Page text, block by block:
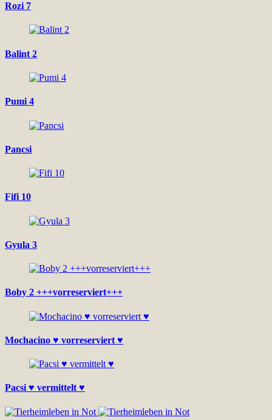
Rozi 7
Balint 2
Pumi 4
Pancsi
Fifi 10
Gyula 3
Boby 2 +++vorreserviert+++
Mochacino ♥ vorreserviert ♥
Pacsi ♥ vermittelt ♥